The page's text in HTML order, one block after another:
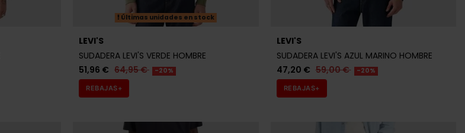
Últimas unidades en stock
LEVI'S
SUDADERA LEVI'S VERDE HOMBRE
51,96 € 64,95 € -20%
REBAJAS+
LEVI'S
SUDADERA LEVI'S AZUL MARINO HOMBRE
47,20 € 59,00 € -20%
REBAJAS+